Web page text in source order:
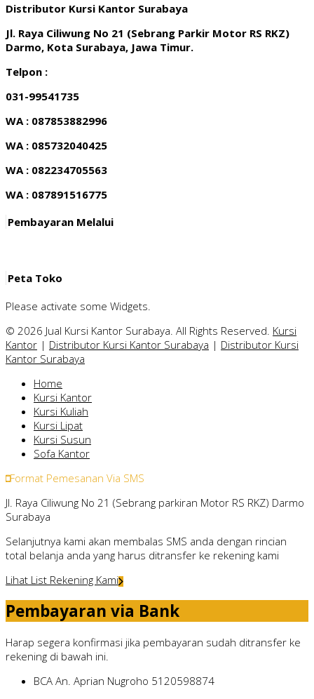
Distributor Kursi Kantor Surabaya
Jl. Raya Ciliwung No 21 (Sebrang Parkir Motor RS RKZ)
Darmo, Kota Surabaya, Jawa Timur.
Telpon :
031-99541735
WA : 087853882996
WA : 085732040425
WA : 082234705563
WA : 087891516775
Pembayaran Melalui
Peta Toko
Please activate some Widgets.
© 2026 Jual Kursi Kantor Surabaya. All Rights Reserved. Kursi
Kantor | Distributor Kursi Kantor Surabaya | Distributor Kursi
Kantor Surabaya
Home
Kursi Kantor
Kursi Kuliah
Kursi Lipat
Kursi Susun
Sofa Kantor
Format Pemesanan Via SMS
Jl. Raya Ciliwung No 21 (Sebrang parkiran Motor RS RKZ) Darmo
Surabaya
Selanjutnya kami akan membalas SMS anda dengan rincian
total belanja anda yang harus ditransfer ke rekening kami
Lihat List Rekening Kami
Pembayaran via Bank
Harap segera konfirmasi jika pembayaran sudah ditransfer ke
rekening di bawah ini.
BCA An. Aprian Nugroho 5120598874